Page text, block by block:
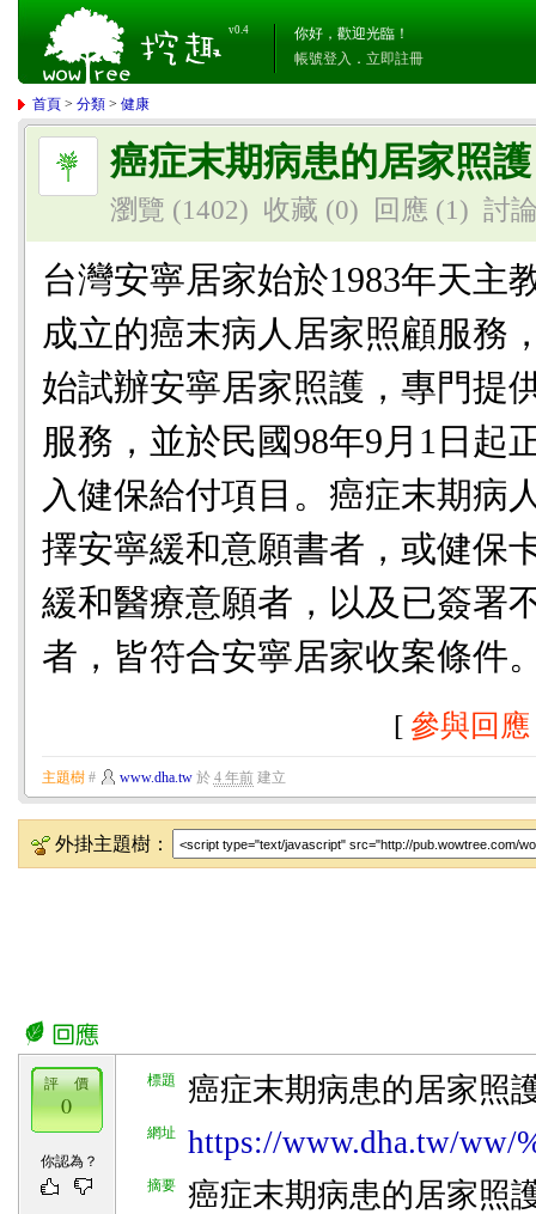
v0.4
你好，歡迎光臨！
帳號登入 ． 立即註冊
首頁 >分類 >健康
癌症末期病患的居家照護
瀏覽 (1402) 收藏 (0) 回應 (1) 討
台灣安寧居家始於1983年天主
成立的癌末病人居家照顧服務
始試辦安寧居家照護，專門提
服務，並於民國98年9月1日起
入健保給付項目。癌症末期病
擇安寧緩和意願書者，或健保
緩和醫療意願者，以及已簽署
者，皆符合安寧居家收案條件
[參與回應
主題樹 # www.dha.tw於 4 年前建立
外掛主題樹：
標題 癌症末期病患的居家照
網址 https://www.dha.tw/ww/
摘要
癌症末期病患的居家照
評 價
0
你認為？